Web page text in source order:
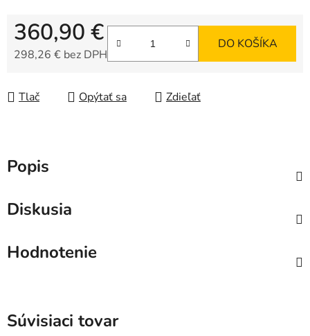
360,90 €
298,26 € bez DPH
DO KOŠÍKA
Tlač Opýtať sa Zdieľať
Popis
Diskusia
Hodnotenie
Súvisiaci tovar